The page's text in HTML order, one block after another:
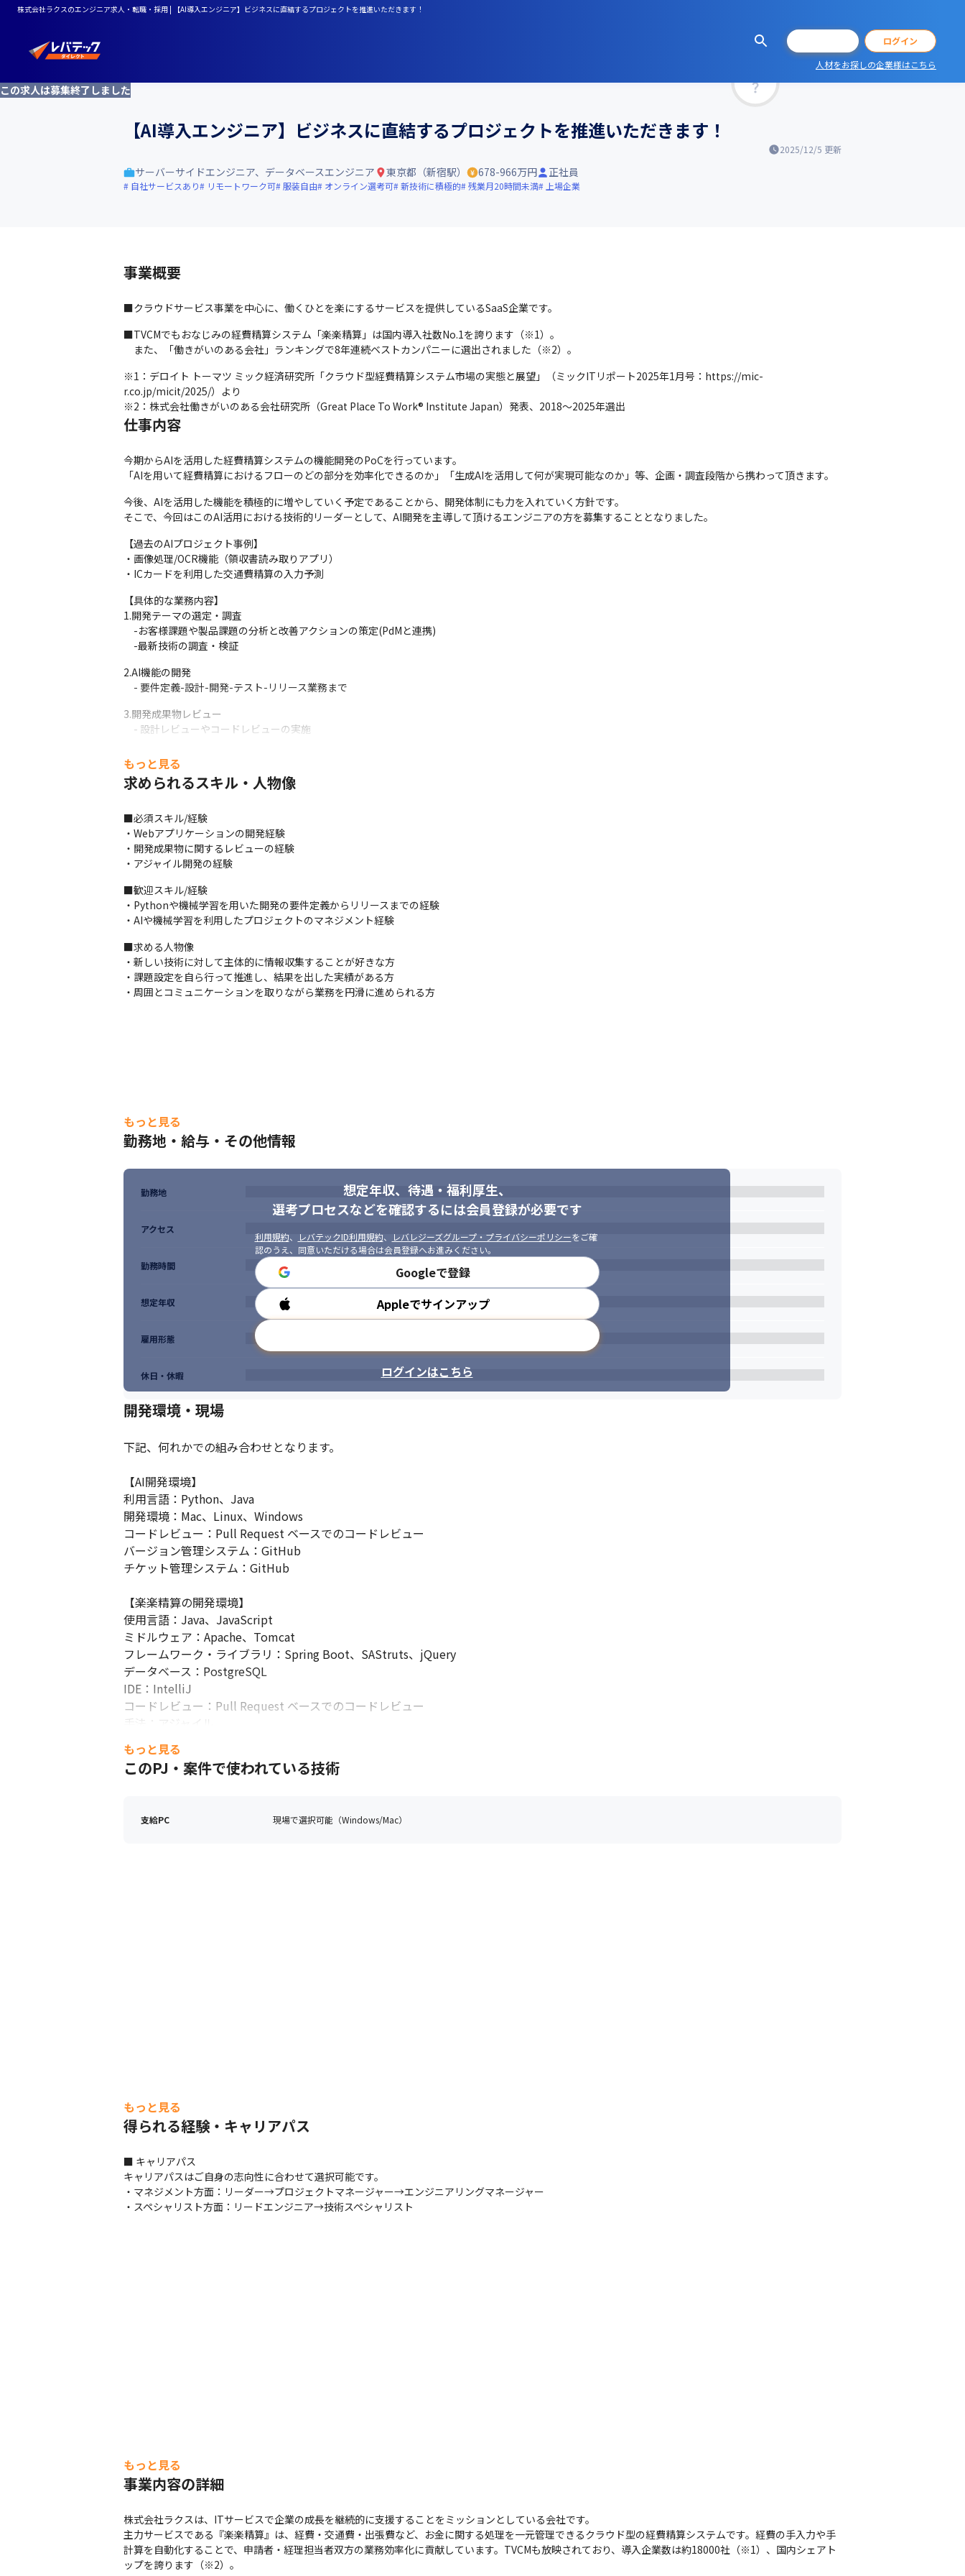
株式会社ラクスのエンジニア求人・転職・採用 | 【AI導入エンジニア】ビジネスに直結するプロジェクトを推進いただきます！
ログイン
人材をお探しの企業様はこちら
この求人は募集終了しました
【AI導入エンジニア】ビジネスに直結するプロジェクトを推進いただきます！
2025/12/5 更新
サーバーサイドエンジニア、データベースエンジニア 東京都（新宿駅） 678-966万円 正社員
自社サービスあり リモートワーク可 服装自由 オンライン選考可 新技術に積極的 残業月20時間未満 上場企業
事業概要
■クラウドサービス事業を中心に、働くひとを楽にするサービスを提供しているSaaS企業です。
■TVCMでもおなじみの経費精算システム「楽楽精算」は国内導入社数No.1を誇ります（※1）。
また、「働きがいのある会社」ランキングで8年連続ベストカンパニーに選出されました（※2）。
※1：デロイト トーマツ ミック経済研究所「クラウド型経費精算システム市場の実態と展望」（ミックITリポート2025年1月号：https://mic-
r.co.jp/micit/2025/）より
※2：株式会社働きがいのある会社研究所（Great Place To Work® Institute Japan）発表、2018～2025年選出
仕事内容
今期からAIを活用した経費精算システムの機能開発のPoCを行っています。
「AIを用いて経費精算におけるフローのどの部分を効率化できるのか」「生成AIを活用して何が実現可能なのか」等、企画・調査段階から携わって頂きます。
今後、AIを活用した機能を積極的に増やしていく予定であることから、開発体制にも力を入れていく方針です。
そこで、今回はこのAI活用における技術的リーダーとして、AI開発を主導して頂けるエンジニアの方を募集することとなりました。
【過去のAIプロジェクト事例】
・画像処理/OCR機能（領収書読み取りアプリ）
・ICカードを利用した交通費精算の入力予測
【具体的な業務内容】
1.開発テーマの選定・調査
-お客様課題や製品課題の分析と改善アクションの策定(PdMと連携)
-最新技術の調査・検証
2.AI機能の開発
- 要件定義-設計-開発-テスト-リリース業務まで
3.開発成果物レビュー
- 設計レビューやコードレビューの実施
4.メンバーフォロー
- チームメンバーの育成（主に技術面）
もっと見る
求められるスキル・人物像
■必須スキル/経験
・Webアプリケーションの開発経験
・開発成果物に関するレビューの経験
・アジャイル開発の経験
■歓迎スキル/経験
・Pythonや機械学習を用いた開発の要件定義からリリースまでの経験
・AIや機械学習を利用したプロジェクトのマネジメント経験
■求める人物像
・新しい技術に対して主体的に情報収集することが好きな方
・課題設定を自ら行って推進し、結果を出した実績がある方
・周囲とコミュニケーションを取りながら業務を円滑に進められる方
もっと見る
勤務地・給与・その他情報
想定年収、待遇・福利厚生、
選考プロセスなどを確認するには会員登録が必要です
利用規約、 レバテックID利用規約、 レバレジーズグループ・プライバシーポリシーをご確
認のうえ、同意いただける場合は会員登録へお進みください。
Googleで登録
Appleでサインアップ
ログインはこちら
勤務地
アクセス
勤務時間
想定年収
雇用形態
休日・休暇
開発環境・現場
下記、何れかでの組み合わせとなります。
【AI開発環境】
利用言語：Python、Java
開発環境：Mac、Linux、Windows
コードレビュー：Pull Request ベースでのコードレビュー
バージョン管理システム：GitHub
チケット管理システム：GitHub
【楽楽精算の開発環境】
使用言語：Java、JavaScript
ミドルウェア：Apache、Tomcat
フレームワーク・ライブラリ：Spring Boot、SAStruts、jQuery
データベース：PostgreSQL
IDE：IntelliJ
コードレビュー：Pull Request ベースでのコードレビュー
手法：アジャイル
バージョン管理システム：Github
チケット管理システム：Redmine
PC：ノートPC（Windows or Mac選択可能）
もっと見る
このPJ・案件で使われている技術
支給PC 現場で選択可能（Windows/Mac）
もっと見る
得られる経験・キャリアパス
■ キャリアパス
キャリアパスはご自身の志向性に合わせて選択可能です。
・マネジメント方面：リーダー→プロジェクトマネージャー→エンジニアリングマネージャー
・スペシャリスト方面：リードエンジニア→技術スペシャリスト
もっと見る
事業内容の詳細
株式会社ラクスは、ITサービスで企業の成長を継続的に支援することをミッションとしている会社です。
主力サービスである『楽楽精算』は、経費・交通費・出張費など、お金に関する処理を一元管理できるクラウド型の経費精算システムです。経費の手入力や手
計算を自動化することで、申請者・経理担当者双方の業務効率化に貢献しています。TVCMも放映されており、導入企業数は約18000社（※1）、国内シェアト
ップを誇ります（※2）。